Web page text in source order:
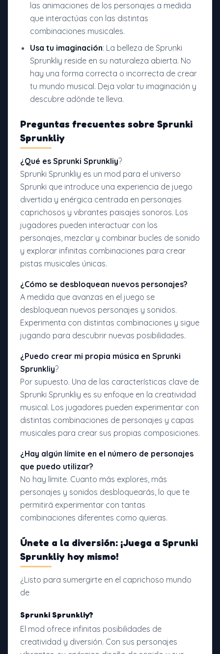
las animaciones de los personajes a medida
que interactúas con las distintas
combinaciones musicales.
Usa tu imaginación: La belleza de Sprunki
Sprunkliy reside en su naturaleza abierta. No
hay una forma correcta o incorrecta de crear
tu mundo musical. Deja volar tu imaginación y
descubre adónde te lleva.
Preguntas frecuentes sobre Sprunki
Sprunkliy
¿Qué es Sprunki Sprunkliy?
Sprunki Sprunkliy es un mod para el universo
Sprunki que introduce una experiencia de juego
divertida y enérgica centrada en personajes
caprichosos y vibrantes paisajes sonoros. Los
jugadores pueden interactuar con los
personajes, mezclar y combinar bucles de sonido
y explorar infinitas combinaciones para crear
pistas musicales únicas.
¿Cómo se desbloquean nuevos personajes?
A medida que avanzas en el juego se
desbloquean nuevos personajes y sonidos.
Experimenta con distintas combinaciones y sigue
jugando para descubrir nuevas posibilidades.
¿Puedo crear mi propia música en Sprunki
Sprunkliy?
Por supuesto. Una de las características clave de
Sprunki Sprunkliy es su enfoque en la creatividad
musical. Los jugadores pueden experimentar con
distintas combinaciones de personajes y capas
musicales para crear sus propias composiciones.
¿Hay algún límite en el número de personajes
que puedo utilizar?
No hay límite. Cuanto más explores, más
personajes y sonidos desbloquearás, lo que te
permitirá experimentar con tantas
combinaciones diferentes como quieras.
Únete a la diversión: ¡Juega a Sprunki
Sprunkliy hoy mismo!
¿Listo para sumergirte en el caprichoso mundo
de
Sprunki Sprunkliy?
El mod ofrece infinitas posibilidades de
creatividad y diversión. Con sus personajes